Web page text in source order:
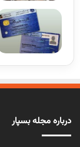
درباره مجله بسپار